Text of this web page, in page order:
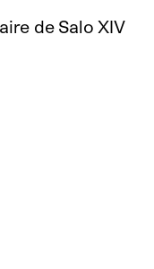
de Salo XIV